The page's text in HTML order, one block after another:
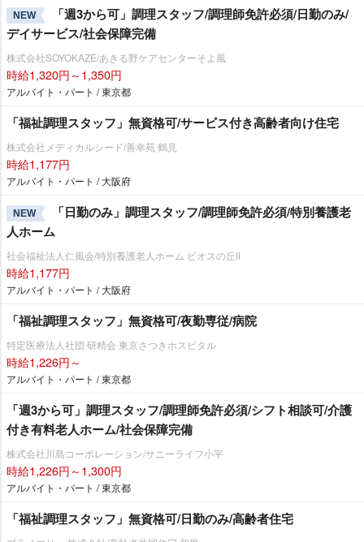
NEW
「週3から可」調理スタッフ/調理師免許必須/日勤のみ/
デイサービス/社会保障完備
株式会社SOYOKAZE/あきる野ケアセンターそよ風
時給1,320円～1,350円
アルバイト・パート / 東京都
「福祉調理スタッフ」無資格可/サービス付き高齢者向け住宅
株式会社メディカルシード/善幸苑 鶴見
時給1,177円
アルバイト・パート / 大阪府
NEW
「日勤のみ」調理スタッフ/調理師免許必須/特別養護老
人ホーム
社会福祉法人仁風会/特別養護老人ホーム ビオスの丘Ⅱ
時給1,177円
アルバイト・パート / 大阪府
「福祉調理スタッフ」無資格可/夜勤専従/病院
特定医療法人社団 研精会 東京さつきホスピタル
時給1,226円～
アルバイト・パート / 東京都
「週3から可」調理スタッフ/調理師免許必須/シフト相談可/介護
付き有料老人ホーム/社会保障完備
株式会社川島コーポレーション/サニーライフ小平
時給1,226円～1,300円
アルバイト・パート / 東京都
「福祉調理スタッフ」無資格可/日勤のみ/高齢者住宅